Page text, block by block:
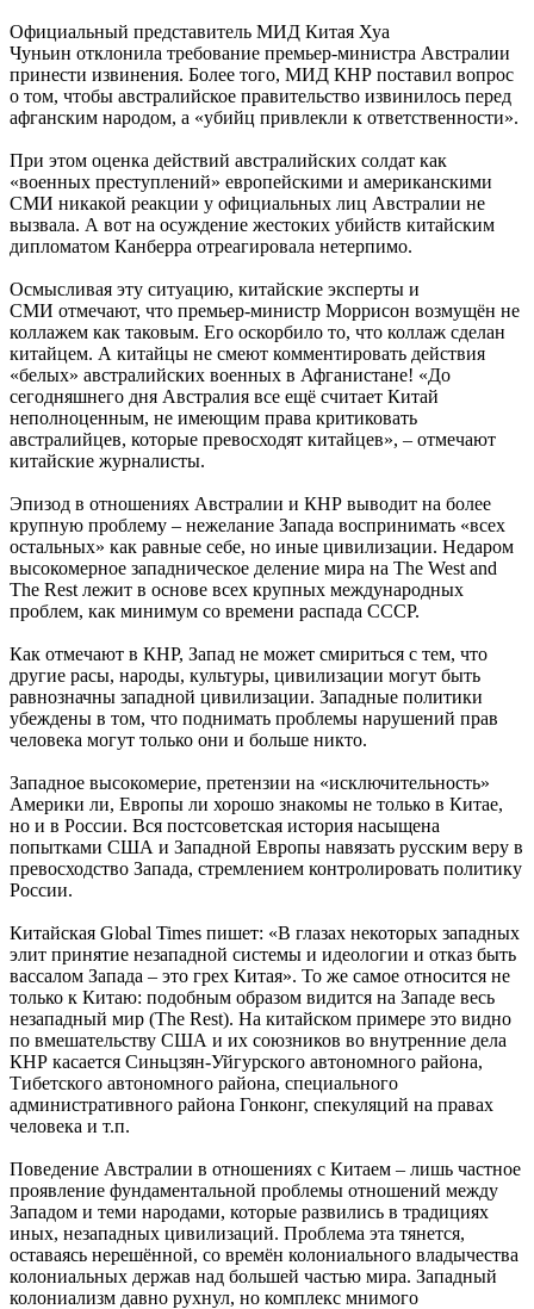
Официальный представитель МИД Китая Хуа
Чуньин отклонила требование премьер-министра Австралии
принести извинения. Более того, МИД КНР поставил вопрос
о том, чтобы австралийское правительство извинилось перед
афганским народом, а «убийц привлекли к ответственности».
При этом оценка действий австралийских солдат как
«военных преступлений» европейскими и американскими
СМИ никакой реакции у официальных лиц Австралии не
вызвала. А вот на осуждение жестоких убийств китайским
дипломатом Канберра отреагировала нетерпимо.
Осмысливая эту ситуацию, китайские эксперты и
СМИ отмечают, что премьер-министр Моррисон возмущён не
коллажем как таковым. Его оскорбило то, что коллаж сделан
китайцем. А китайцы не смеют комментировать действия
«белых» австралийских военных в Афганистане! «До
сегодняшнего дня Австралия все ещё считает Китай
неполноценным, не имеющим права критиковать
австралийцев, которые превосходят китайцев», – отмечают
китайские журналисты.
Эпизод в отношениях Австралии и КНР выводит на более
крупную проблему – нежелание Запада воспринимать «всех
остальных» как равные себе, но иные цивилизации. Недаром
высокомерное западническое деление мира на The West and
The Rest лежит в основе всех крупных международных
проблем, как минимум со времени распада СССР.
Как отмечают в КНР, Запад не может смириться с тем, что
другие расы, народы, культуры, цивилизации могут быть
равнозначны западной цивилизации. Западные политики
убеждены в том, что поднимать проблемы нарушений прав
человека могут только они и больше никто.
Западное высокомерие, претензии на «исключительность»
Америки ли, Европы ли хорошо знакомы не только в Китае,
но и в России. Вся постсоветская история насыщена
попытками США и Западной Европы навязать русским веру в
превосходство Запада, стремлением контролировать политику
России.
Китайская Global Times пишет: «В глазах некоторых западных
элит принятие незападной системы и идеологии и отказ быть
вассалом Запада – это грех Китая». То же самое относится не
только к Китаю: подобным образом видится на Западе весь
незападный мир (The Rest). На китайском примере это видно
по вмешательству США и их союзников во внутренние дела
КНР касается Синьцзян-Уйгурского автономного района,
Тибетского автономного района, специального
административного района Гонконг, спекуляций на правах
человека и т.п.
Поведение Австралии в отношениях с Китаем – лишь частное
проявление фундаментальной проблемы отношений между
Западом и теми народами, которые развились в традициях
иных, незападных цивилизаций. Проблема эта тянется,
оставаясь нерешённой, со времён колониального владычества
колониальных держав над большей частью мира. Западный
колониализм давно рухнул, но комплекс мнимого